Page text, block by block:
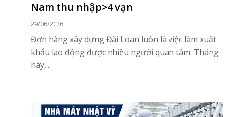
Nam thu nhập>4 vạn
29/06/2026
Đơn hàng xây dựng Đài Loan luôn là việc làm xuất
khẩu lao động được nhiều người quan tâm. Tháng
này,...